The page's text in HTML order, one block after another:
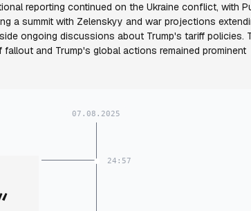
reporting continued on the Ukraine conflict, with
a summit with Zelenskyy and war projections
ongoing discussions about Trump's tariff policies.
and Trump's global actions remained prominent
07.08.2025
24:57